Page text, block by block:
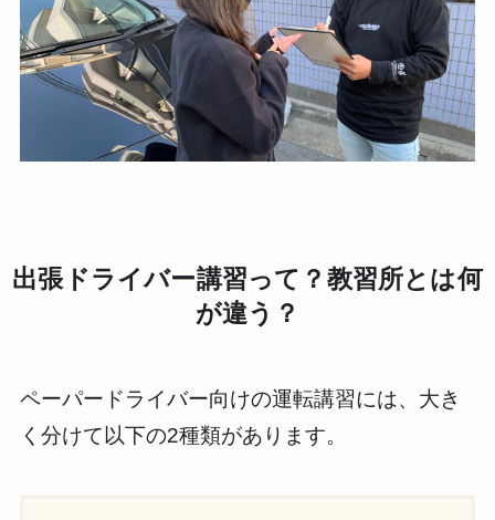
出張ドライバー講習って？教習所とは何
が違う？
ペーパードライバー向けの運転講習には、大き
く分けて以下の2種類があります。